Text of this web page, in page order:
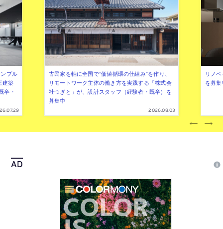
プル
建築
卒・
古民家を軸に全国で“価値循環の仕組み”を作り、
リモートワーク主体の働き方を実践する「株式会
社つぎと」が、設計スタッフ（経験者・既卒）を
募集中
2026.08.03
リノ
を募